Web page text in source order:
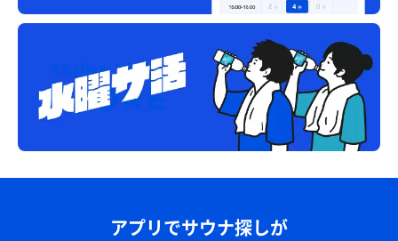
アプリでサウナ探しが